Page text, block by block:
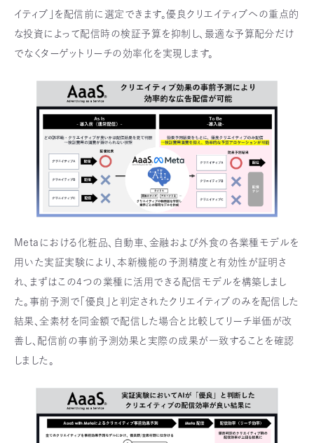
イティブ」を配信前に選定できます。優良クリエイティブへの重点的
な投資によって配信時の検証予算を抑制し、最適な予算配分だけ
でなくターゲットリーチの効率化を実現します。
Metaにおける化粧品、自動車、金融および外食の各業種モデルを
用いた実証実験により、本新機能の予測精度と有効性が証明さ
れ、まずはこの4つの業種に活用できる配信モデルを構築しまし
た。事前予測で「優良」と判定されたクリエイティブのみを配信した
結果、全素材を同金額で配信した場合と比較してリーチ単価が改
善し、配信前の事前予測効果と実際の成果が一致することを確認
しました。